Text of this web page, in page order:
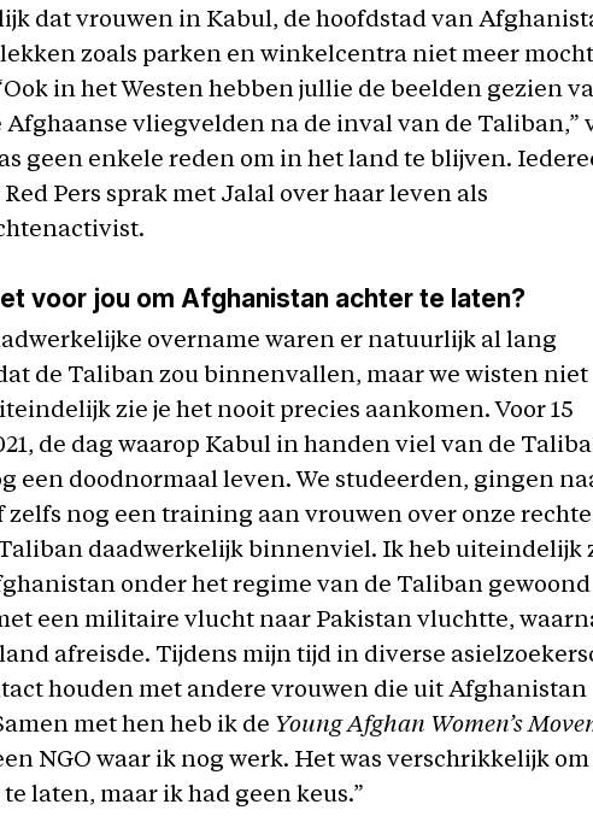
dat vrouwen in Kabul, de hoofdstad van
zoals parken en winkelcentra niet meer
in het Westen hebben jullie de beelden gezien
Afghaanse vliegvelden na de inval van de Taliban,”
geen enkele reden om in het land te blijven.
Pers sprak met Jalal over haar leven als
voor jou om Afghanistan achter te laten?
overname waren er natuurlijk al lang
de Taliban zou binnenvallen, maar we wisten niet
zie je het nooit precies aankomen. Voor 15
de dag waarop Kabul in handen viel van de
een doodnormaal leven. We studeerden, gingen
zelfs nog een training aan vrouwen over onze
daadwerkelijk binnenviel. Ik heb uiteindelijk
onder het regime van de Taliban gewoond
een militaire vlucht naar Pakistan vluchtte,
afreisde. Tijdens mijn tijd in diverse
houden met andere vrouwen die uit Afghanistan
met hen heb ik de Young Afghan Women’s
NGO waar ik nog werk. Het was verschrikkelijk
laten, maar ik had geen keus.”